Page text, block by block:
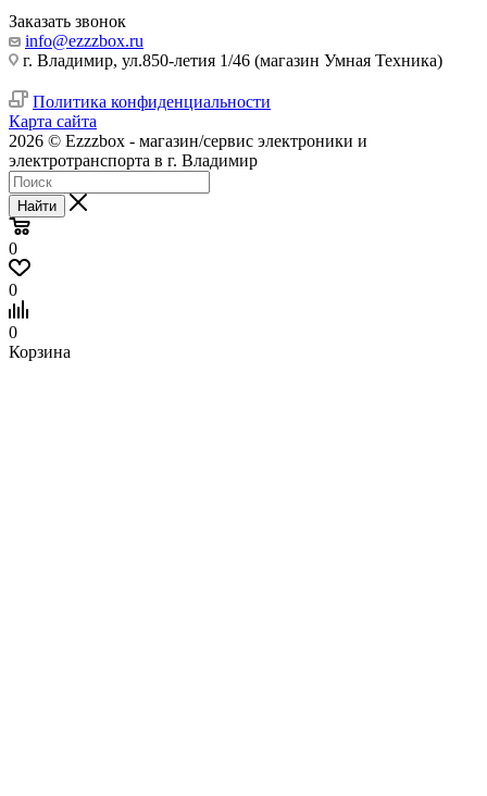
Заказать звонок
info@ezzzbox.ru
г. Владимир, ул.850-летия 1/46 (магазин Умная Техника)
Политика конфиденциальности
Карта сайта
2026 © Ezzzbox - магазин/сервис электроники и
электротранспорта в г. Владимир
Найти
0
0
0
Корзина